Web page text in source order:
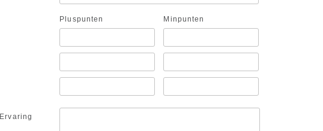
Pluspunten Minpunten
Ervaring